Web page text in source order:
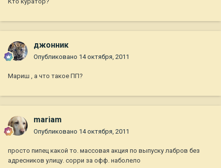
джонник
Опубликовано 14 октября, 2011
Мариш , а что такое ПП?
mariam
Опубликовано 14 октября, 2011
просто пипец какой то. массовая акция по выпуску лабров без
адресников улицу. сорри за офф. наболело